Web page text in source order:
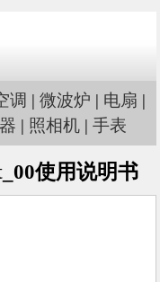
调 | 微波炉 | 电扇 |
| 照相机 | 手表
使用说明书